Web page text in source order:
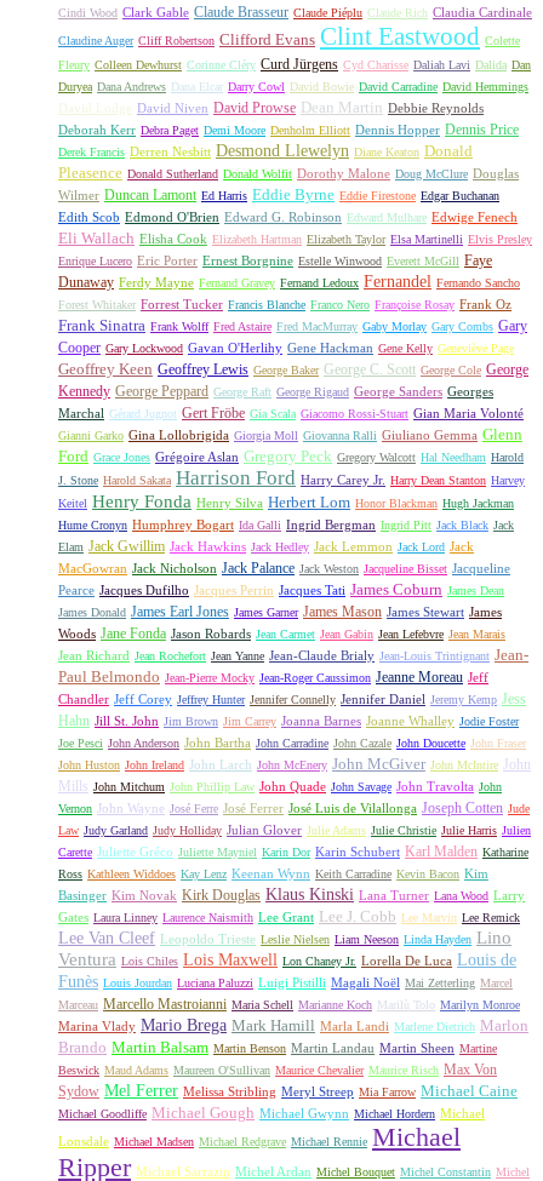
Cindi Wood Clark Gable Claude Brasseur Claude Piéplu Claude Rich Claudia Cardinale
Claudine Auger Cliff Robertson Clifford Evans Clint Eastwood Colette
Fleury Colleen Dewhurst Corinne Cléry Curd Jürgens Cyd Charisse Daliah Lavi Dalida Dan
Duryea Dana Andrews Dana Elcar Darry Cowl David Bowie David Carradine David Hemmings
David Lodge David Niven David Prowse Dean Martin Debbie Reynolds
Deborah Kerr Debra Paget Demi Moore Denholm Elliott Dennis Hopper Dennis Price
Derek Francis Derren Nesbitt Desmond Llewelyn Diane Keaton Donald
Pleasence Donald Sutherland Donald Wolfit Dorothy Malone Doug McClure Douglas
Wilmer Duncan Lamont Ed Harris Eddie Byrne Eddie Firestone Edgar Buchanan
Edith Scob Edmond O'Brien Edward G. Robinson Edward Mulhare Edwige Fenech
Eli Wallach Elisha Cook Elizabeth Hartman Elizabeth Taylor Elsa Martinelli Elvis Presley
Enrique Lucero Eric Porter Ernest Borgnine Estelle Winwood Everett McGill Faye
Dunaway Ferdy Mayne Fernand Gravey Fernand Ledoux Fernandel Fernando Sancho
Forest Whitaker Forrest Tucker Francis Blanche Franco Nero Françoise Rosay Frank Oz
Frank Sinatra Frank Wolff Fred Astaire Fred MacMurray Gaby Morlay Gary Combs Gary
Cooper Gary Lockwood Gavan O'Herlihy Gene Hackman Gene Kelly Geneviève Page
Geoffrey Keen Geoffrey Lewis George Baker George C. Scott George Cole George
Kennedy George Peppard George Raft George Rigaud George Sanders Georges
Marchal Gérard Jugnot Gert Fröbe Gia Scala Giacomo Rossi-Stuart Gian Maria Volonté
Gianni Garko Gina Lollobrigida Giorgia Moll Giovanna Ralli Giuliano Gemma Glenn
Ford Grace Jones Grégoire Aslan Gregory Peck Gregory Walcott Hal Needham Harold
J. Stone Harold Sakata Harrison Ford Harry Carey Jr. Harry Dean Stanton Harvey
Keitel Henry Fonda Henry Silva Herbert Lom Honor Blackman Hugh Jackman
Hume Cronyn Humphrey Bogart Ida Galli Ingrid Bergman Ingrid Pitt Jack Black Jack
Elam Jack Gwillim Jack Hawkins Jack Hedley Jack Lemmon Jack Lord Jack
MacGowran Jack Nicholson Jack Palance Jack Weston Jacqueline Bisset Jacqueline
Pearce Jacques Dufilho Jacques Perrin Jacques Tati James Coburn James Dean
James Donald James Earl Jones James Garner James Mason James Stewart James
Woods Jane Fonda Jason Robards Jean Carmet Jean Gabin Jean Lefebvre Jean Marais
Jean Richard Jean Rochefort Jean Yanne Jean-Claude Brialy Jean-Louis Trintignant Jean-
Paul Belmondo Jean-Pierre Mocky Jean-Roger Caussimon Jeanne Moreau Jeff
Chandler Jeff Corey Jeffrey Hunter Jennifer Connelly Jennifer Daniel Jeremy Kemp Jess
Hahn Jill St. John Jim Brown Jim Carrey Joanna Barnes Joanne Whalley Jodie Foster
Joe Pesci John Anderson John Bartha John Carradine John Cazale John Doucette John Fraser
John Huston John Ireland John Larch John McEnery John McGiver John McIntire John
Mills John Mitchum John Phillip Law John Quade John Savage John Travolta John
Vernon John Wayne José Ferre José Ferrer José Luis de Vilallonga Joseph Cotten Jude
Law Judy Garland Judy Holliday Julian Glover Julie Adams Julie Christie Julie Harris Julien
Carette Juliette Gréco Juliette Mayniel Karin Dor Karin Schubert Karl Malden Katharine
Ross Kathleen Widdoes Kay Lenz Keenan Wynn Keith Carradine Kevin Bacon Kim
Basinger Kim Novak Kirk Douglas Klaus Kinski Lana Turner Lana Wood Larry
Gates Laura Linney Laurence Naismith Lee Grant Lee J. Cobb Lee Marvin Lee Remick
Lee Van Cleef Leopoldo Trieste Leslie Nielsen Liam Neeson Linda Hayden Lino
Ventura Lois Chiles Lois Maxwell Lon Chaney Jr. Lorella De Luca Louis de
Funès Louis Jourdan Luciana Paluzzi Luigi Pistilli Magali Noël Mai Zetterling Marcel
Marceau Marcello Mastroianni Maria Schell Marianne Koch Marilù Tolo Marilyn Monroe
Marina Vlady Mario Brega Mark Hamill Marla Landi Marlene Dietrich Marlon
Brando Martin Balsam Martin Benson Martin Landau Martin Sheen Martine
Beswick Maud Adams Maureen O'Sullivan Maurice Chevalier Maurice Risch Max Von
Sydow Mel Ferrer Melissa Stribling Meryl Streep Mia Farrow Michael Caine
Michael Goodliffe Michael Gough Michael Gwynn Michael Hordern Michael
Lonsdale Michael Madsen Michael Redgrave Michael Rennie Michael
Ripper Michael Sarrazin Michel Ardan Michel Bouquet Michel Constantin Michel